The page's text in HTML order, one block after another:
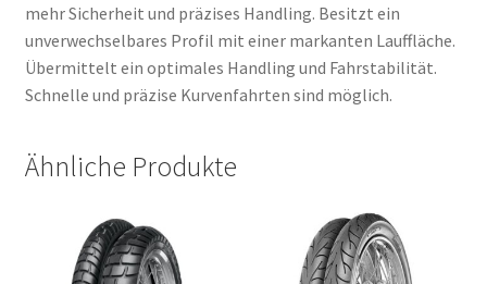
mehr Sicherheit und präzises Handling. Besitzt ein
unverwechselbares Profil mit einer markanten Lauffläche.
Übermittelt ein optimales Handling und Fahrstabilität.
Schnelle und präzise Kurvenfahrten sind möglich.
Ähnliche Produkte